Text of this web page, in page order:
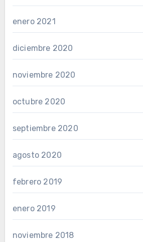
enero 2021
diciembre 2020
noviembre 2020
octubre 2020
septiembre 2020
agosto 2020
febrero 2019
enero 2019
noviembre 2018